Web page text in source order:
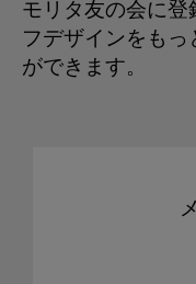
モリタ友の会に登
フデザインをも
ができます。